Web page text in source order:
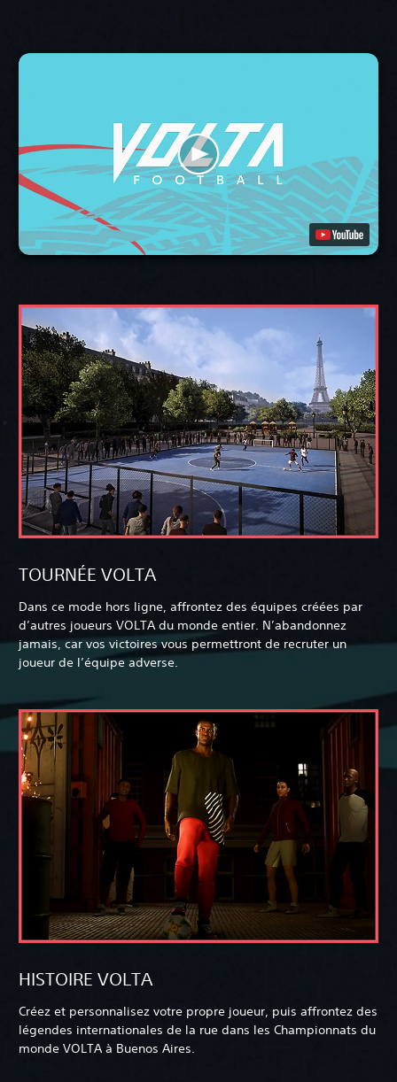
TOURNÉE VOLTA
Dans ce mode hors ligne, affrontez des équipes créées par
d’autres joueurs VOLTA du monde entier. N’abandonnez
jamais, car vos victoires vous permettront de recruter un
joueur de l’équipe adverse.
HISTOIRE VOLTA
Créez et personnalisez votre propre joueur, puis affrontez des
légendes internationales de la rue dans les Championnats du
monde VOLTA à Buenos Aires.